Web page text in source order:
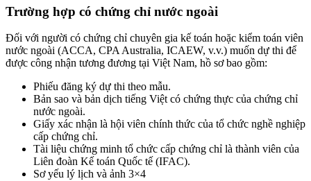
Trường hợp có chứng chỉ nước ngoài
Đối với người có chứng chỉ chuyên gia kế toán hoặc kiểm toán viên
nước ngoài (ACCA, CPA Australia, ICAEW, v.v.) muốn dự thi để
được công nhận tương đương tại Việt Nam, hồ sơ bao gồm:
Phiếu đăng ký dự thi theo mẫu.
Bản sao và bản dịch tiếng Việt có chứng thực của chứng chỉ
nước ngoài.
Giấy xác nhận là hội viên chính thức của tổ chức nghề nghiệp
cấp chứng chỉ.
Tài liệu chứng minh tổ chức cấp chứng chỉ là thành viên của
Liên đoàn Kế toán Quốc tế (IFAC).
Sơ yếu lý lịch và ảnh 3×4